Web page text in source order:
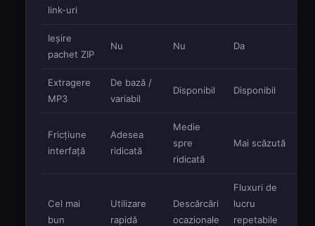
link-uri
Ieșire
pachet ZIP
Nu Nu Da
Extragere
MP3
De bază /
variabil
Disponibil Disponibil
Fricțiune
interfață
Adesea
ridicată
Medie
spre
ridicată
Mai scăzută
Cel mai
bun
Utilizare
rapidă
Descărcări
ocazionale
Fluxuri de
lucru
repetabile